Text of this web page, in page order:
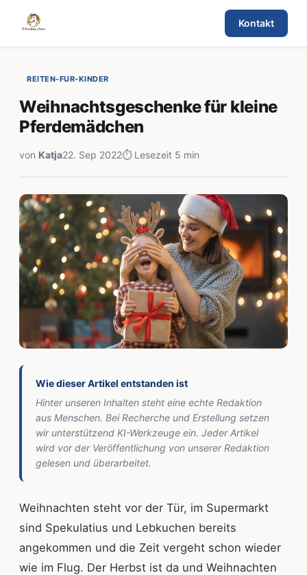
Kontakt
REITEN-FUR-KINDER
Weihnachtsgeschenke für kleine
Pferdemädchen
von Katja22. Sep 2022⏱ Lesezeit 5 min
Wie dieser Artikel entstanden ist
Hinter unseren Inhalten steht eine echte Redaktion
aus Menschen. Bei Recherche und Erstellung setzen
wir unterstützend KI-Werkzeuge ein. Jeder Artikel
wird vor der Veröffentlichung von unserer Redaktion
gelesen und überarbeitet.
Weihnachten steht vor der Tür, im Supermarkt
sind Spekulatius und Lebkuchen bereits
angekommen und die Zeit vergeht schon wieder
wie im Flug. Der Herbst ist da und Weihnachten